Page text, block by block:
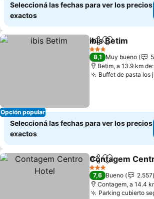
Seleccioná las fechas para ver los precios
exactos
Opción popular
Compartir
Añadir a
ibis Betim
3 Estrellas
8,1 Muy bueno
Betim, a 13.9 km
Buffet de pasta los
Seleccioná las fechas para ver los precios
exactos
Compartir
Añadir a
Contagem
3 Estrellas
7,6 Bueno
2.557
Contagem, a 14.4
Parking cubierto